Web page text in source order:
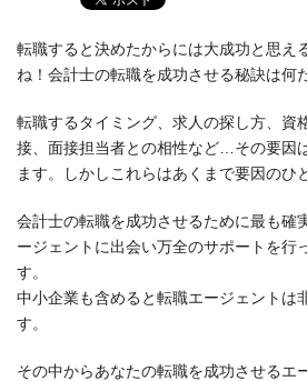
転職すると決めたからには大成功と思え
ね！会計士の転職を成功させる秘訣は何
転職するタイミング、求人の探し方、資
接、面接担当者との相性など…その要因
ます。しかしこれらはあくまで要因のひ
会計士の転職を成功させるために最も確
ージェントに出会い万全のサポートを行
す。
中小企業も含めると転職エージェントは
す。
その中からあなたの転職を成功させるエ